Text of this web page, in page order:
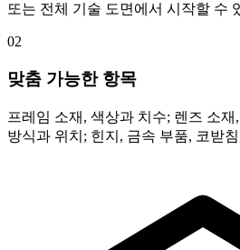
또는 전체 기술 도면에서 시작할 수
02
맞춤 가능한 항목
프레임 소재, 색상과 치수; 렌즈 소
방식과 위치; 힌지, 금속 부품, 코받